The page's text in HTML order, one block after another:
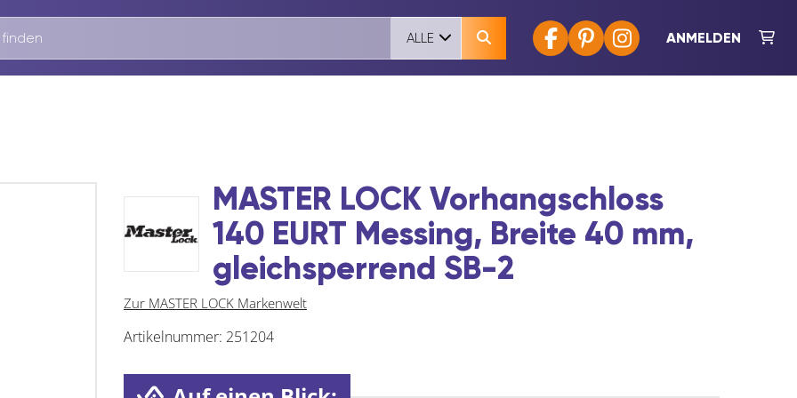
ANMELDEN
ALLE
MASTER LOCK Vorhangschloss
140 EURT Messing, Breite 40 mm,
gleichsperrend SB-2
Zur MASTER LOCK Markenwelt
Artikelnummer: 251204